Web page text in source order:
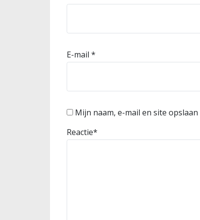
E-mail *
Mijn naam, e-mail en site
Reactie*